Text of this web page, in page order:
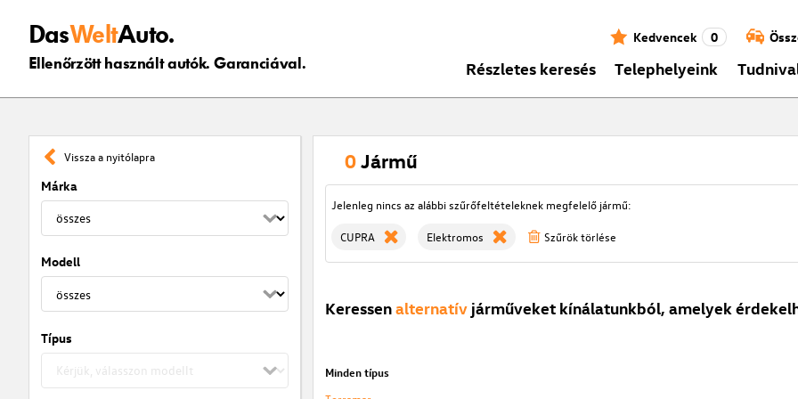
DasWeltAuto.
Ellenőrzött használt autók. Garanciával.
Kedvencek 0
Részletes keresés Telephelyeink
Vissza a nyitólapra
Márka
Modell
Típus
0Jármű
Jelenleg nincs az alábbi szűrőfeltételeknek megfelelő jármű:
CUPRA Elektromos Szűrök törlése
Keressenalternatív járműveket kínálatunkból, amelyek
Minden típus